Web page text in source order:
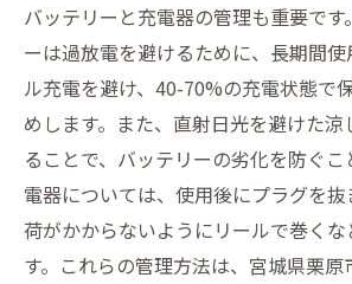
バッテリーと充電器の管理も重要です
ーは過放電を避けるために、長期間
ル充電を避け、40-70%の充電状態で
めします。また、直射日光を避けた
ることで、バッテリーの劣化を防ぐこ
電器については、使用後にプラグを抜
荷がかからないようにリールで巻く
す。これらの管理方法は、宮城県栗原